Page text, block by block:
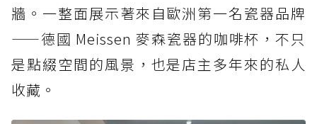
牆。一整面展示著來自歐洲第一名瓷器品牌
——德國 Meissen 麥森瓷器的咖啡杯，不只
是點綴空間的風景，也是店主多年來的私人
收藏。